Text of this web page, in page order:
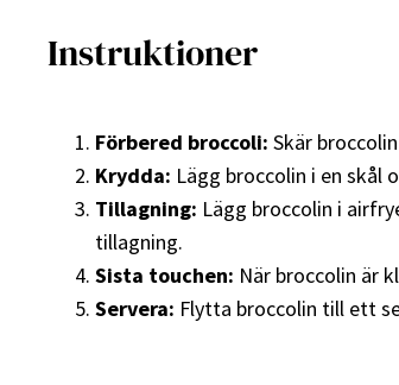
Instruktioner
Förbered broccoli: Skär
Krydda: Lägg broccolin i en skål
Tillagning: Lägg broccolin i
tillagning.
Sista touchen: När broccolin är
Servera: Flytta broccolin till ett